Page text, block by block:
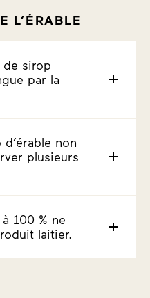
L’ÉRABLE
de sirop
par la
non
plusieurs
100 % ne
laitier.